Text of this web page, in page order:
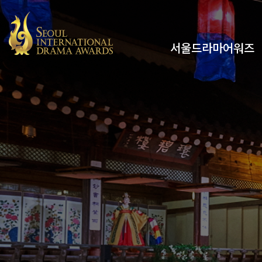
서울드라마어워즈
유튜브
인스타그램
x
페이스북